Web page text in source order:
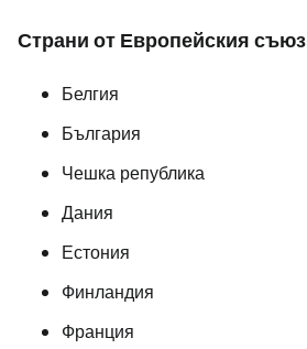
Страни от Европейския съюз
Белгия
България
Чешка република
Дания
Естония
Финландия
Франция